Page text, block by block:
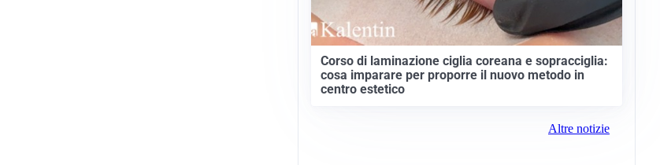
Corso di laminazione ciglia coreana e sopracciglia:
cosa imparare per proporre il nuovo metodo in
centro estetico
Altre notizie